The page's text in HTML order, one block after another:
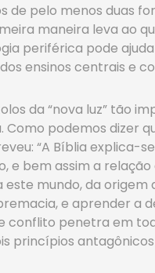
de pelo menos duas
maneira leva ao
periférica pode
ensinos centrais e
da “nova luz” tão
Como podemos
“A Bíblia
e bem assim a
mundo, da
e aprender a
conflito penetra em
princípios